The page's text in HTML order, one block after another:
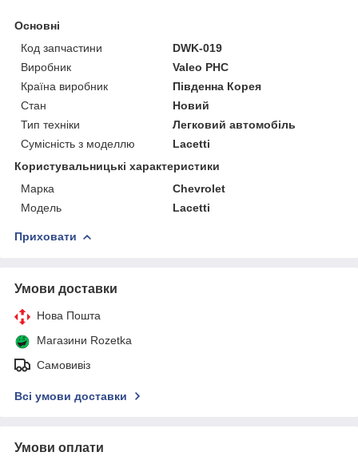
Основні
Код запчастини
DWK-019
Виробник
Valeo PHC
Країна виробник
Південна Корея
Стан
Новий
Тип техніки
Легковий автомобіль
Сумісність з моделлю
Lacetti
Користувальницькі характеристики
Марка
Chevrolet
Мoдель
Lacetti
Приховати
Умови доставки
Нова Пошта
Магазини Rozetka
Самовивіз
Всі умови доставки
Умови оплати